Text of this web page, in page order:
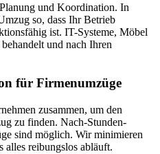
und Koordination. In
so, dass Ihr Betrieb
ist. IT-Systeme, Möbel
und nach Ihren
für Firmenumzüge
zusammen, um den
zu finden. Nach-Stunden-
sind möglich. Wir minimieren
alles reibungslos abläuft.